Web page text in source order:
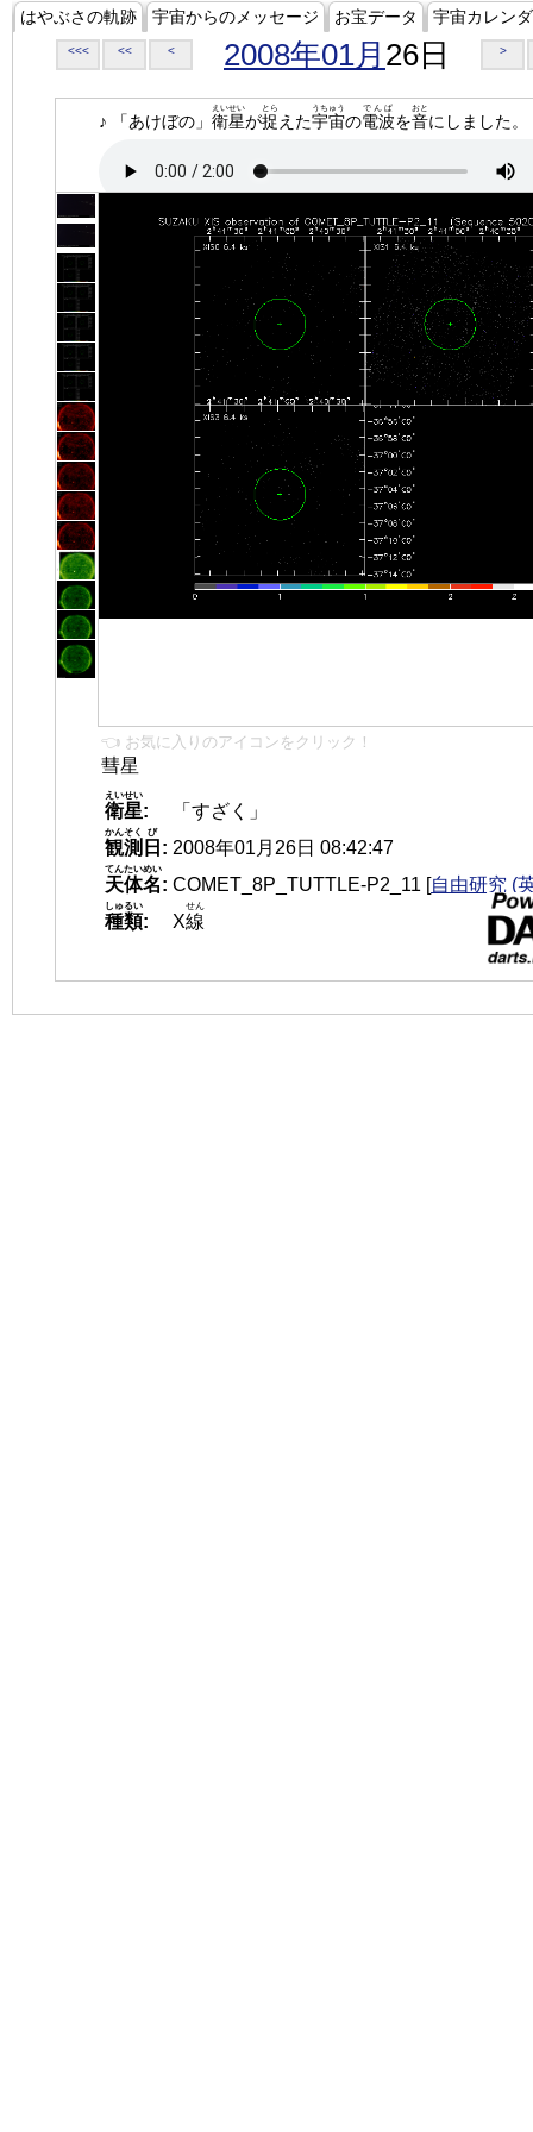
はやぶさの軌跡 宇宙からのメッセージ お宝データ 宇宙カレン
<<< << < 2008年01月 26日 >
♪ 「あけぼの」 衛星
えいせい
が捉
とら
えた宇宙
うちゅう
の電波
でんぱ
を音
おと
にしました。
👈 お気に入りのアイコンをクリック！
彗星
衛星
えいせい
:
「すざく」
観測
かんそく
日
び
: 2008年01月26日 08:42:47
天体名
てんたいめい
: COMET_8P_TUTTLE-P2_11 [自由研究 (
種類
しゅるい
: X線
せん